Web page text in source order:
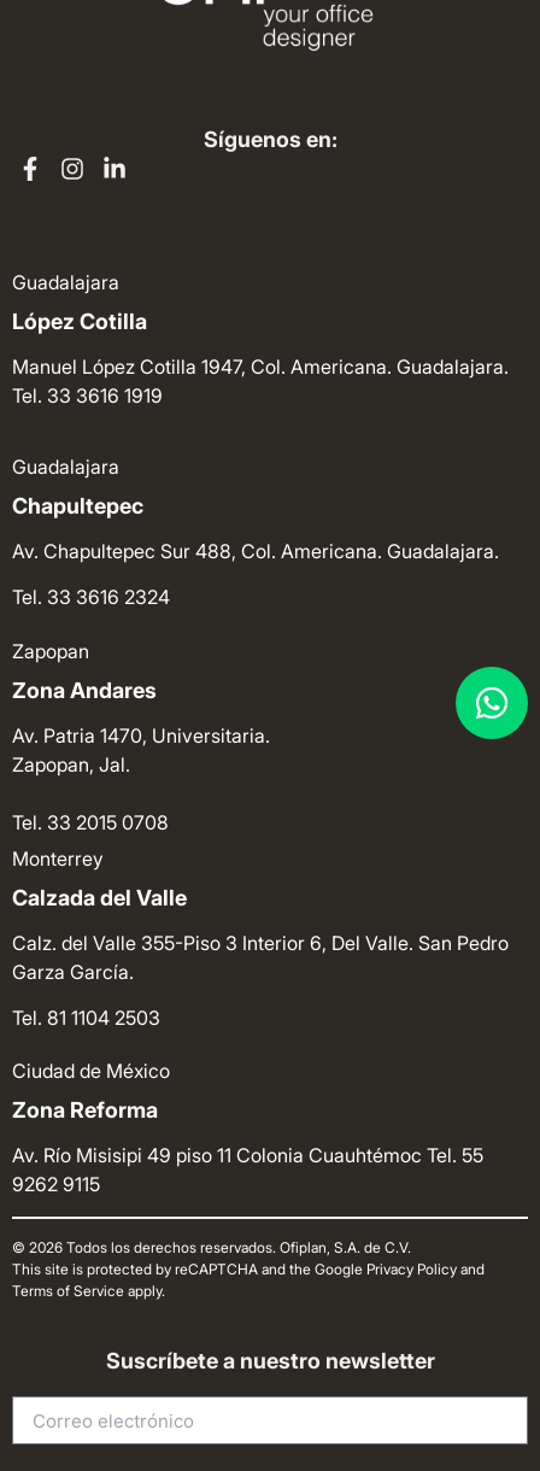
Síguenos en:
Guadalajara
López Cotilla
Manuel López Cotilla 1947, Col. Americana. Guadalajara.
Tel. 33 3616 1919
Guadalajara
Chapultepec
Av. Chapultepec Sur 488, Col. Americana. Guadalajara.
Tel. 33 3616 2324
Zapopan
Zona Andares
Av. Patria 1470, Universitaria.
Zapopan, Jal.
Tel. 33 2015 0708
Monterrey
Calzada del Valle
Calz. del Valle 355-Piso 3 Interior 6, Del Valle. San Pedro
Garza García.
Tel. 81 1104 2503
Ciudad de México
Zona Reforma
Av. Río Misisipi 49 piso 11 Colonia Cuauhtémoc Tel. 55
9262 9115
© 2026 Todos los derechos reservados. Ofiplan, S.A. de C.V.
This site is protected by reCAPTCHA and the Google Privacy Policy and
Terms of Service apply.
Suscríbete a nuestro newsletter